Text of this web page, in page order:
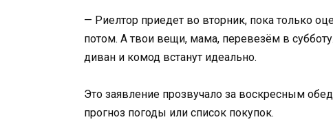
— Риелтор приедет во вторник, пока только
потом. А твои вещи, мама, перевезём в
диван и комод встанут идеально.
Это заявление прозвучало за воскресным
прогноз погоды или список покупок.